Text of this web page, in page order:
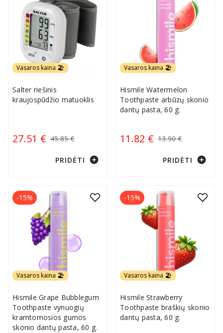
Vasaros kaina 🏖️
Salter riešinis
kraujospūdžio matuoklis
27.51 € 45.85 €
PRIDĖTI add_circle
Vasaros kaina 🏖️
Hismile Watermelon
Toothpaste arbūzų skonio
dantų pasta, 60 g.
11.82 € 13.90 €
PRIDĖTI add_circle
Vasaros kaina 🏖️
Hismile Grape Bubblegum
Toothpaste vynuogių
kramtomosios gumos
skonio dantų pasta, 60 g.
-15%
Vasaros kaina 🏖️
Hismile Strawberry
Toothpaste braškių skonio
dantų pasta, 60 g.
-15%